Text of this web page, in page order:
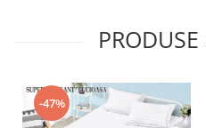
-47%